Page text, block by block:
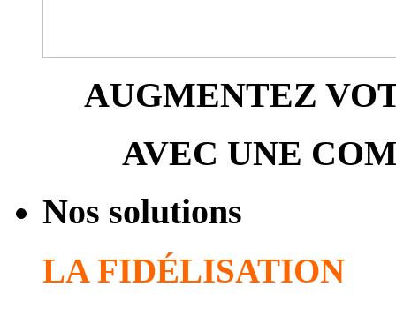
AUGMENTEZ
AVEC UNE
Nos solutions
LA FIDÉLISATION